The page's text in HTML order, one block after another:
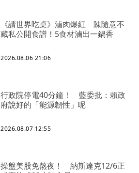
《請世界吃桌》滷肉爆紅 陳隨意不
藏私公開食譜！5食材滷出一鍋香
2026.08.06 21:06
行政院停電40分鐘！ 藍委批：賴政
府說好的「能源韌性」呢
2026.08.07 12:55
操盤美股免熬夜！ 納斯達克12/6正